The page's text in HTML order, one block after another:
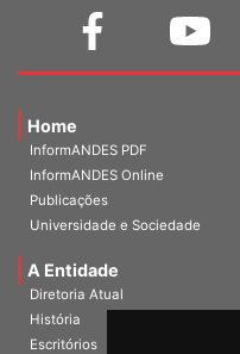
Home
InformANDES PDF
InformANDES Online
Publicações
Universidade e Sociedade
A Entidade
Diretoria Atual
História
Escritórios